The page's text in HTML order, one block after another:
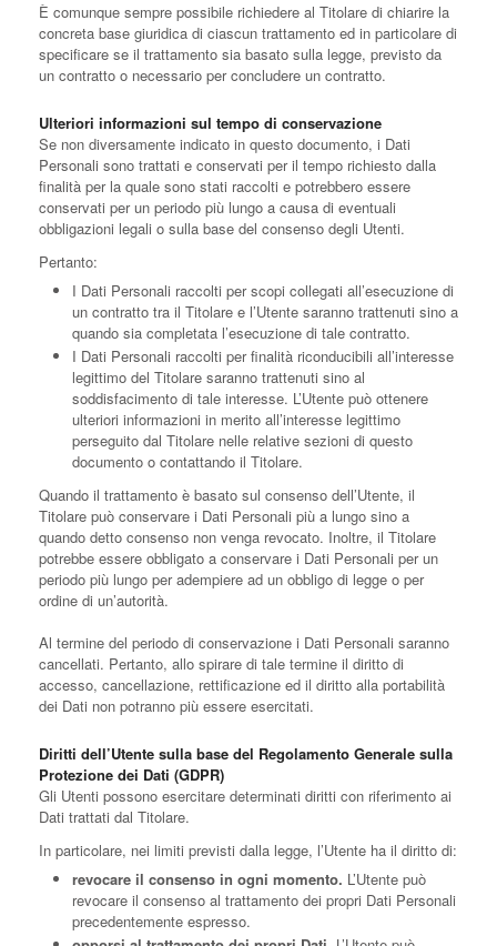
È comunque sempre possibile richiedere al Titolare di chiarire la
concreta base giuridica di ciascun trattamento ed in particolare di
specificare se il trattamento sia basato sulla legge, previsto da
un contratto o necessario per concludere un contratto.
Ulteriori informazioni sul tempo di conservazione
Se non diversamente indicato in questo documento, i Dati
Personali sono trattati e conservati per il tempo richiesto dalla
finalità per la quale sono stati raccolti e potrebbero essere
conservati per un periodo più lungo a causa di eventuali
obbligazioni legali o sulla base del consenso degli Utenti.
Pertanto:
I Dati Personali raccolti per scopi collegati all’esecuzione di
un contratto tra il Titolare e l’Utente saranno trattenuti sino a
quando sia completata l’esecuzione di tale contratto.
I Dati Personali raccolti per finalità riconducibili all’interesse
legittimo del Titolare saranno trattenuti sino al
soddisfacimento di tale interesse. L’Utente può ottenere
ulteriori informazioni in merito all’interesse legittimo
perseguito dal Titolare nelle relative sezioni di questo
documento o contattando il Titolare.
Quando il trattamento è basato sul consenso dell’Utente, il
Titolare può conservare i Dati Personali più a lungo sino a
quando detto consenso non venga revocato. Inoltre, il Titolare
potrebbe essere obbligato a conservare i Dati Personali per un
periodo più lungo per adempiere ad un obbligo di legge o per
ordine di un’autorità.
Al termine del periodo di conservazione i Dati Personali saranno
cancellati. Pertanto, allo spirare di tale termine il diritto di
accesso, cancellazione, rettificazione ed il diritto alla portabilità
dei Dati non potranno più essere esercitati.
Diritti dell’Utente sulla base del Regolamento Generale sulla
Protezione dei Dati (GDPR)
Gli Utenti possono esercitare determinati diritti con riferimento ai
Dati trattati dal Titolare.
In particolare, nei limiti previsti dalla legge, l’Utente ha il diritto di:
revocare il consenso in ogni momento. L’Utente può
revocare il consenso al trattamento dei propri Dati Personali
precedentemente espresso.